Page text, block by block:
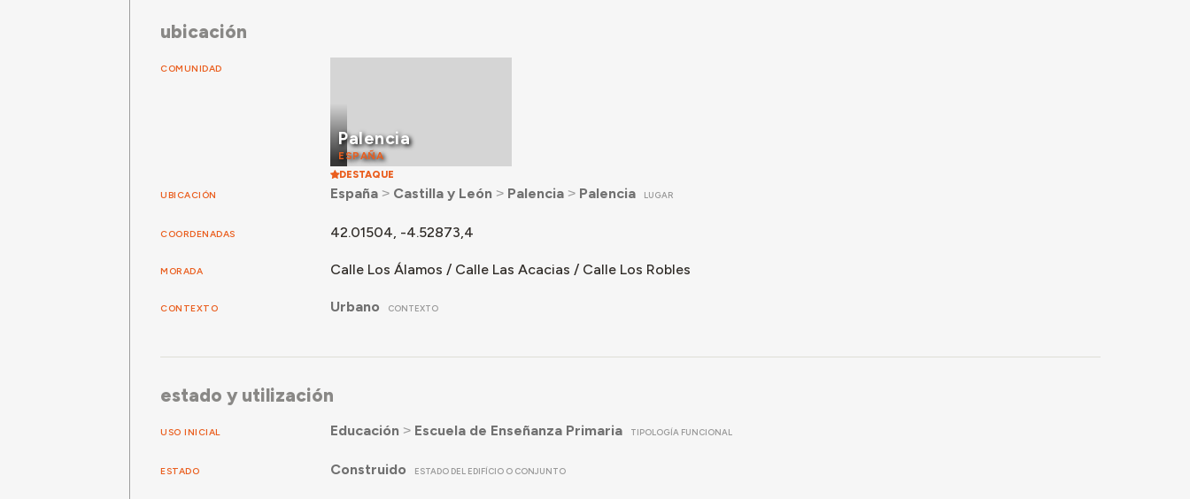
ubicación
COMUNIDAD
Palencia
ESPAÑA
DESTAQUE
UBICACIÓN España˃ Castilla y León ˃ Palencia˃ Palencia LUGAR
COORDENADAS 42.01504, -4.52873,4
MORADA Calle Los Álamos / Calle Las Acacias / Calle Los Robles
CONTEXTO Urbano CONTEXTO
estado y utilización
USO INICIAL Educación ˃ Escuela de Enseñanza Primaria TIPOLOGÍA FUNCIONAL
ESTADO Construido ESTADO DEL EDIFÍCIO O CONJUNTO